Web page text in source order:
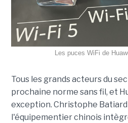
Les puces WiFi de
Tous les grands acteurs du
prochaine norme sans fil, et
exception. Christophe Batiard
l'équipementier chinois